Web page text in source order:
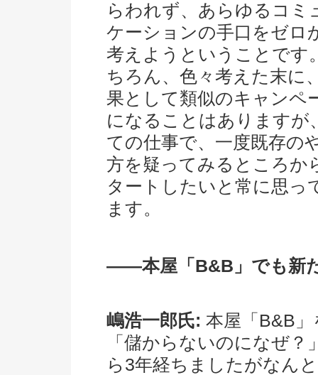
らわれず、あらゆるコミ
ケーションの手口をゼロ
考えようということです
ちろん、色々考えた末に
果として類似のキャンペ
になることはありますが
ての仕事で、一度既存の
方を疑ってみるところか
タートしたいと常に思っ
ます。
――本屋「B&B」でも新
嶋浩一郎氏: 本屋「B&B
「儲からないのになぜ
ら3年経ちましたがなん